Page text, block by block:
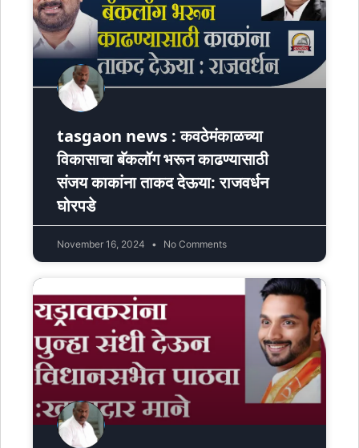
tasgaon news : कवठेमंकाळच्या
विकासाचा बॅकलॉग भरून काढण्यासाठी
संजय काकांना ताकद देऊया: राजवर्धन
घोरपडे
November 16, 2024 No Comments